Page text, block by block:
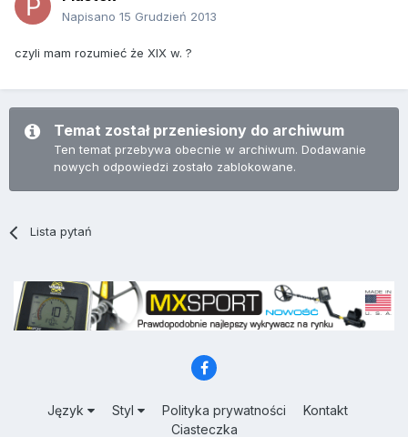
Napisano 15 Grudzień 2013
czyli mam rozumieć że XIX w. ?
Temat został przeniesiony do archiwum
Ten temat przebywa obecnie w archiwum. Dodawanie
nowych odpowiedzi zostało zablokowane.
Lista pytań
Język Styl Polityka prywatności
Kontakt
Ciasteczka